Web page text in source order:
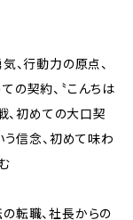
、行動力の原点、
の契約、〝こんちは
、初めての大口契
う信念、初めて味わ
転職、社長からの